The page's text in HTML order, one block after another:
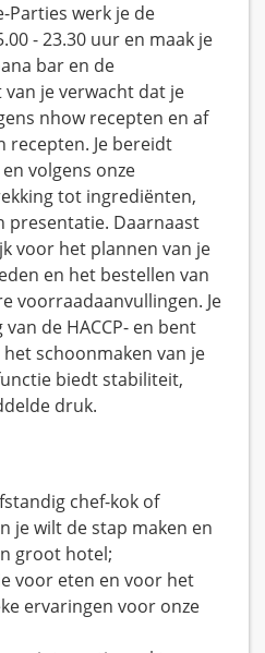
Parties werk je de
- 23.30 uur en maak je
bar en de
je verwacht dat je
nhow recepten en af
recepten. Je bereidt
volgens onze
tot ingrediënten,
presentatie. Daarnaast
voor het plannen van je
en het bestellen van
voorraadaanvullingen. Je
de HACCP- en bent
schoonmaken van je
biedt stabiliteit,
druk.
chef-kok of
je wilt de stap maken en
groot hotel;
voor eten en voor het
ervaringen voor onze